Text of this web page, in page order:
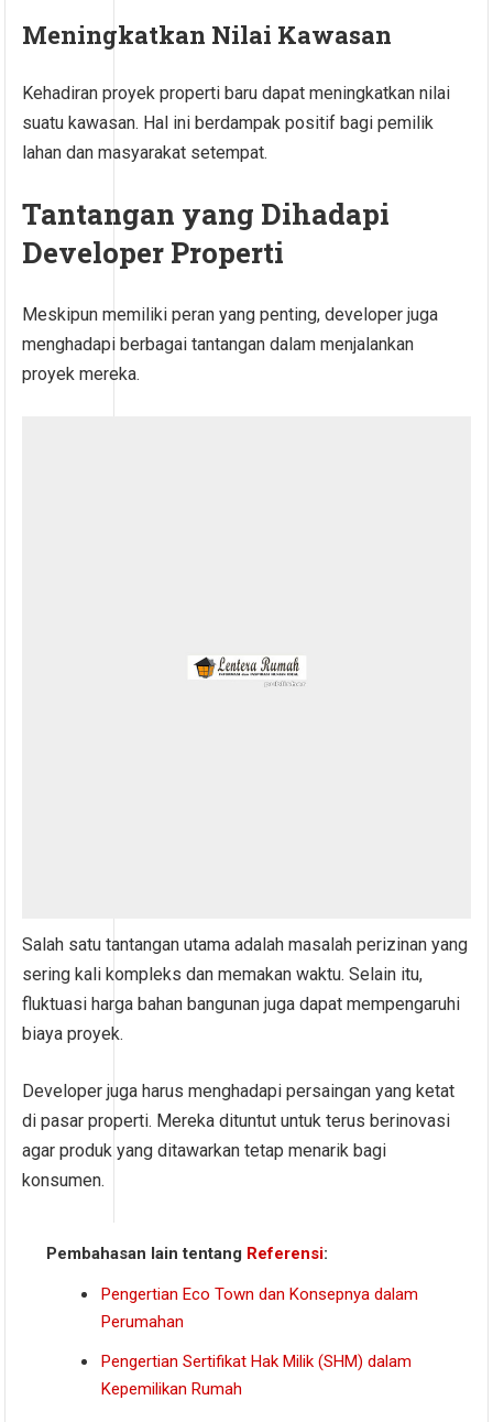
Meningkatkan Nilai Kawasan
Kehadiran proyek properti baru dapat meningkatkan nilai
suatu kawasan. Hal ini berdampak positif bagi pemilik
lahan dan masyarakat setempat.
Tantangan yang Dihadapi
Developer Properti
Meskipun memiliki peran yang penting, developer juga
menghadapi berbagai tantangan dalam menjalankan
proyek mereka.
Salah satu tantangan utama adalah masalah perizinan yang
sering kali kompleks dan memakan waktu. Selain itu,
fluktuasi harga bahan bangunan juga dapat mempengaruhi
biaya proyek.
Developer juga harus menghadapi persaingan yang ketat
di pasar properti. Mereka dituntut untuk terus berinovasi
agar produk yang ditawarkan tetap menarik bagi
konsumen.
Pembahasan lain tentang Referensi:
Pengertian Eco Town dan Konsepnya dalam
Perumahan
Pengertian Sertifikat Hak Milik (SHM) dalam
Kepemilikan Rumah